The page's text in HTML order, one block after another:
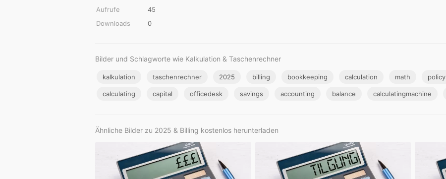
Aufrufe
45
Downloads
0
Bilder und Schlagworte wie Kalkulation & Taschenrechner
kalkulation taschenrechner 2025 billing bookkeeping calculation math policy
calculating capital officedesk savings accounting balance calculatingmachine
Ähnliche Bilder zu 2025 & Billing kostenlos herunterladen